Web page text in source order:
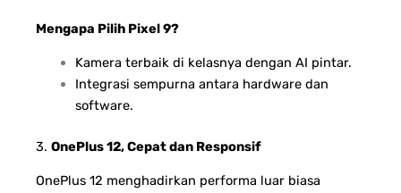
Mengapa Pilih Pixel 9?
Kamera terbaik di kelasnya dengan AI pintar.
Integrasi sempurna antara hardware dan
software.
3. OnePlus 12, Cepat dan Responsif
OnePlus 12 menghadirkan performa luar biasa